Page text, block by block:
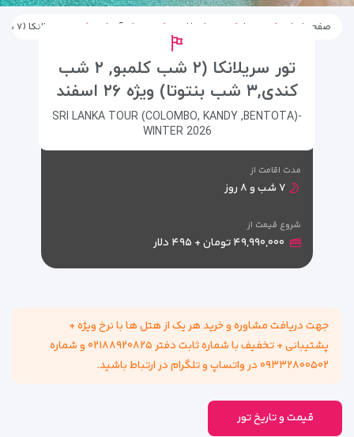
صفحه اصلی تورها تورهای خارجی تورهای آسیایی تور سریلانکا (۷ شب و ۸ روز)- ویژه نوروز ۱۴۰۵ – پرواز معراج ایر
تور سریلانکا (۲ شب کلمبو, ۲ شب
کندی,۳ شب بنتوتا) ویژه ۲۶ اسفند
SRI LANKA TOUR (COLOMBO, KANDY ,BENTOTA)-
WINTER 2026
مدت اقامت از
۷ شب و ۸ روز
شروع قیمت از
۴۹,۹۹۰,۰۰۰ تومان + ۴۹۵ دلار
جهت دریافت مشاوره و خرید هر یک از هتل ها با نرخ ويژه +
پشتیبانی + تخفیف با شماره ثابت دفتر ۰۲۱۸۸۹۲۰۸۲۵ و شماره
۰۹۳۳۲۸۰۰۵۰۲ در واتساپ و تلگرام در ارتباط باشید.
قیمت و تاریخ تور